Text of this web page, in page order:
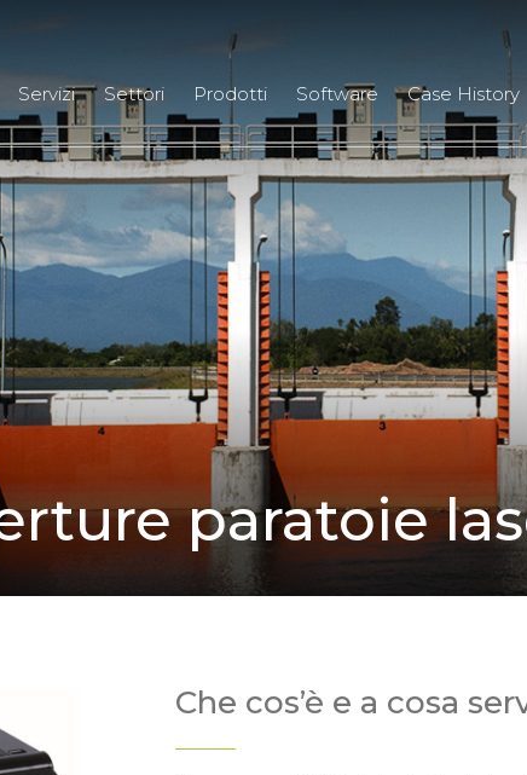
Servizi Settori Prodotti Software Case History
paratoie
Che cos’è e a cosa